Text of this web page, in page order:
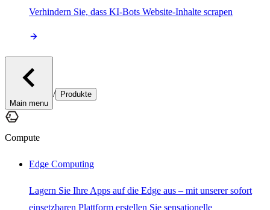
Verhindern Sie, dass KI-Bots Website-Inhalte scrapen
Main menu
/ Produkte
Compute
Edge Computing
Lagern Sie Ihre Apps auf die Edge aus – mit unserer sofort
einsetzbaren Plattform erstellen Sie sensationelle